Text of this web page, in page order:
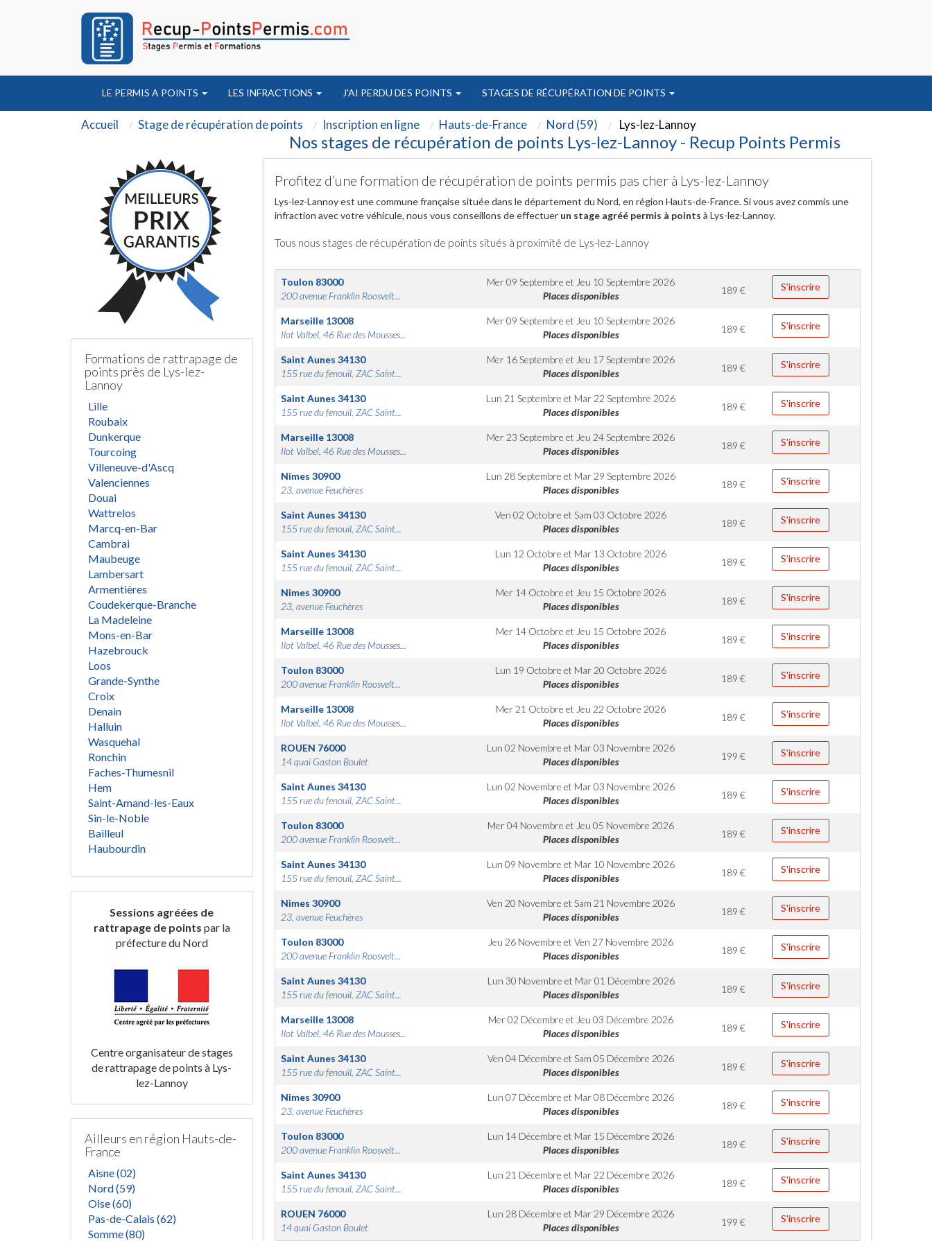
LE PERMIS A POINTS LES INFRACTIONS J'AI PERDU DES POINTS STAGES DE RÉCUPÉRATION DE POINTS
Accueil Stage de récupération de points Inscription en ligne Hauts-de-France Nord (59) Lys-lez-Lannoy
Nos stages de récupération de points Lys-lez-Lannoy - Recup Points Permis
Formations de rattrapage de
points près de Lys-lez-
Lannoy
Lille
Roubaix
Dunkerque
Tourcoing
Villeneuve-d'Ascq
Valenciennes
Douai
Wattrelos
Marcq-en-Bar
Cambrai
Maubeuge
Lambersart
Armentières
Coudekerque-Branche
La Madeleine
Mons-en-Bar
Hazebrouck
Loos
Grande-Synthe
Croix
Denain
Halluin
Wasquehal
Ronchin
Faches-Thumesnil
Hem
Saint-Amand-les-Eaux
Sin-le-Noble
Bailleul
Haubourdin
Sessions agréées de
rattrapage de points par la
préfecture du Nord
Centre organisateur de stages
de rattrapage de points à Lys-
lez-Lannoy
Ailleurs en région Hauts-de-
France
Aisne (02)
Nord (59)
Oise (60)
Pas-de-Calais (62)
Somme (80)
Profitez d’une formation de récupération de points permis pas cher à Lys-lez-Lannoy
Lys-lez-Lannoy est une commune française située dans le département du Nord, en région Hauts-de-France. Si vous avez commis une
infraction avec votre véhicule, nous vous conseillons de effectuer un stage agréé permis à points à Lys-lez-Lannoy.
Tous nous stages de récupération de points situés à proximité de Lys-lez-Lannoy
Toulon 83000
200 avenue Franklin Roosvelt...
Mer 09 Septembre et Jeu 10 Septembre 2026
Places disponibles
189€ S'inscrire
Marseille 13008
Ilot Valbel, 46 Rue des Mousses...
Mer 09 Septembre et Jeu 10 Septembre 2026
Places disponibles
189€ S'inscrire
Saint Aunes 34130
155 rue du fenouil, ZAC Saint...
Mer 16 Septembre et Jeu 17 Septembre 2026
Places disponibles
189€ S'inscrire
Saint Aunes 34130
155 rue du fenouil, ZAC Saint...
Lun 21 Septembre et Mar 22 Septembre 2026
Places disponibles
189€ S'inscrire
Marseille 13008
Ilot Valbel, 46 Rue des Mousses...
Mer 23 Septembre et Jeu 24 Septembre 2026
Places disponibles
189€ S'inscrire
Nimes 30900
23, avenue Feuchères
Lun 28 Septembre et Mar 29 Septembre 2026
Places disponibles
189€ S'inscrire
Saint Aunes 34130
155 rue du fenouil, ZAC Saint...
Ven 02 Octobre etSam 03 Octobre 2026
Places disponibles
189€ S'inscrire
Saint Aunes 34130
155 rue du fenouil, ZAC Saint...
Lun 12 Octobre et Mar 13 Octobre 2026
Places disponibles
189€ S'inscrire
Nimes 30900
23, avenue Feuchères
Mer 14 Octobre et Jeu 15 Octobre 2026
Places disponibles
189€ S'inscrire
Marseille 13008
Ilot Valbel, 46 Rue des Mousses...
Mer 14 Octobre et Jeu 15 Octobre 2026
Places disponibles
189€ S'inscrire
Toulon 83000
200 avenue Franklin Roosvelt...
Lun 19 Octobre et Mar 20 Octobre 2026
Places disponibles
189€ S'inscrire
Marseille 13008
Ilot Valbel, 46 Rue des Mousses...
Mer 21 Octobre et Jeu 22 Octobre 2026
Places disponibles
189€ S'inscrire
ROUEN 76000
14 quai Gaston Boulet
Lun 02 Novembre et Mar 03 Novembre 2026
Places disponibles
199€ S'inscrire
Saint Aunes 34130
155 rue du fenouil, ZAC Saint...
Lun 02 Novembre et Mar 03 Novembre 2026
Places disponibles
189€ S'inscrire
Toulon 83000
200 avenue Franklin Roosvelt...
Mer 04 Novembre et Jeu 05 Novembre 2026
Places disponibles
189€ S'inscrire
Saint Aunes 34130
155 rue du fenouil, ZAC Saint...
Lun 09 Novembre et Mar 10 Novembre 2026
Places disponibles
189€ S'inscrire
Nimes 30900
23, avenue Feuchères
Ven 20 Novembre etSam 21 Novembre 2026
Places disponibles
189€ S'inscrire
Toulon 83000
200 avenue Franklin Roosvelt...
Jeu 26 Novembre etVen 27 Novembre 2026
Places disponibles
189€ S'inscrire
Saint Aunes 34130
155 rue du fenouil, ZAC Saint...
Lun 30 Novembre et Mar 01 Décembre 2026
Places disponibles
189€ S'inscrire
Marseille 13008
Ilot Valbel, 46 Rue des Mousses...
Mer 02 Décembre et Jeu 03 Décembre 2026
Places disponibles
189€ S'inscrire
Saint Aunes 34130
155 rue du fenouil, ZAC Saint...
Ven 04 Décembre etSam 05 Décembre 2026
Places disponibles
189€ S'inscrire
Nimes 30900
23, avenue Feuchères
Lun 07 Décembre et Mar 08 Décembre 2026
Places disponibles
189€ S'inscrire
Toulon 83000
200 avenue Franklin Roosvelt...
Lun 14 Décembre et Mar 15 Décembre 2026
Places disponibles
189€ S'inscrire
Saint Aunes 34130
155 rue du fenouil, ZAC Saint...
Lun 21 Décembre et Mar 22 Décembre 2026
Places disponibles
189€ S'inscrire
ROUEN 76000
14 quai Gaston Boulet
Lun 28 Décembre et Mar 29 Décembre 2026
Places disponibles
199€ S'inscrire